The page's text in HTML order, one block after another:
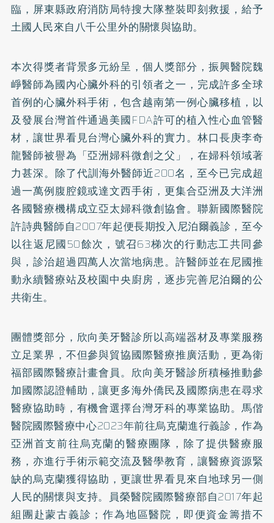
臨，屏東縣政府消防局特搜大隊整裝即刻救援，給予
土國人民來自八千公里外的關懷與協助。
本次得獎者背景多元紛呈，個人獎部分，振興醫院魏
崢醫師為國內心臟外科的引領者之一，完成許多全球
首例的心臟外科手術，包含越南第一例心臟移植，以
及發展台灣首件通過美國FDA許可的植入性心血管醫
材，讓世界看見台灣心臟外科的實力。林口長庚李奇
龍醫師被譽為「亞洲婦科微創之父」，在婦科領域著
力甚深。除了代訓海外醫師近200名，至今已完成超
過一萬例腹腔鏡或達文西手術，更集合亞洲及大洋洲
各國醫療機構成立亞太婦科微創協會。聯新國際醫院
許詩典醫師自2007年起便長期投入尼泊爾義診，至今
以往返尼國50餘次，號召63梯次的行動志工共同參
與，診治超過四萬人次當地病患。許醫師並在尼國推
動永續醫療站及校園中央廚房，逐步完善尼泊爾的公
共衛生。
團體獎部分，欣向美牙醫診所以高端器材及專業服務
立足業界，不但參與貿協國際醫療推廣活動，更為衛
福部國際醫療計畫會員。欣向美牙醫診所積極推動參
加國際認證輔助，讓更多海外僑民及國際病患在尋求
醫療協助時，有機會選擇台灣牙科的專業協助。馬偕
醫院國際醫療中心2023年前往烏克蘭進行義診，作為
亞洲首支前往烏克蘭的醫療團隊，除了提供醫療服
務，亦進行手術示範交流及醫學教育，讓醫療資源緊
缺的烏克蘭獲得協助，更讓世界看見來自地球另一側
人民的關懷與支持。員榮醫院國際醫療部自2017年起
組團赴蒙古義診；作為地區醫院，即便資金籌措不